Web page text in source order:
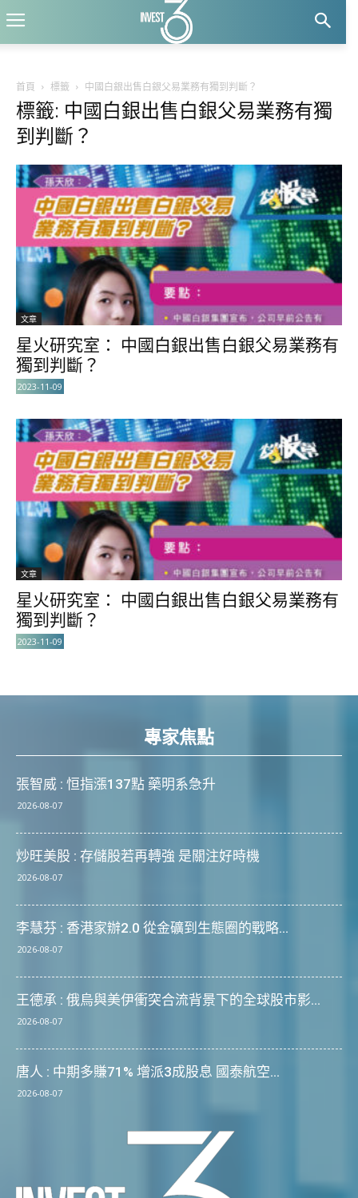
首頁 標籤 中國白銀出售白銀父易業務有獨到判斷？
標籤: 中國白銀出售白銀父易業務有獨
到判斷？
文章
星火研究室： 中國白銀出售白銀父易業務有
獨到判斷？
2023-11-09
文章
星火研究室： 中國白銀出售白銀父易業務有
獨到判斷？
2023-11-09
專家焦點
張智威 : 恒指漲137點 藥明系急升
2026-08-07
炒旺美股 : 存儲股若再轉強 是關注好時機
2026-08-07
李慧芬 : 香港家辦2.0 從金礦到生態圈的戰略...
2026-08-07
王德承 : 俄烏與美伊衝突合流背景下的全球股市影...
2026-08-07
唐人 : 中期多賺71% 增派3成股息 國泰航空...
2026-08-07